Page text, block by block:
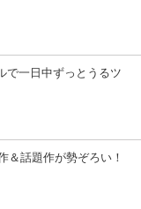
で一日中ずっとうるツ
＆話題作が勢ぞろい！